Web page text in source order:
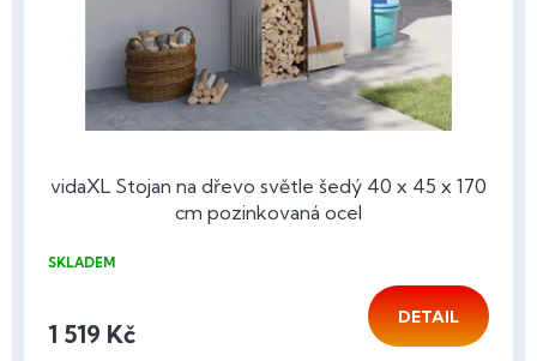
vidaXL Stojan na dřevo světle šedý 40 x 45 x 170
cm pozinkovaná ocel
SKLADEM
1 519 Kč
DETAIL